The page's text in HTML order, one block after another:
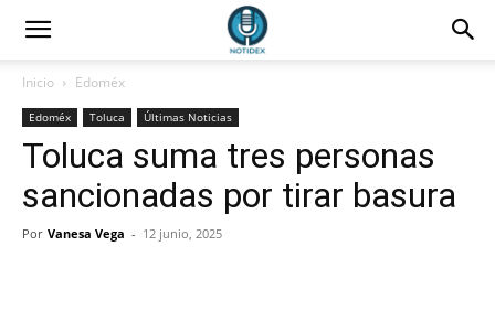
Inicio Edoméx
Edoméx Toluca Últimas Noticias
Toluca suma tres personas
sancionadas por tirar basura
Por Vanesa Vega - 12 junio, 2025